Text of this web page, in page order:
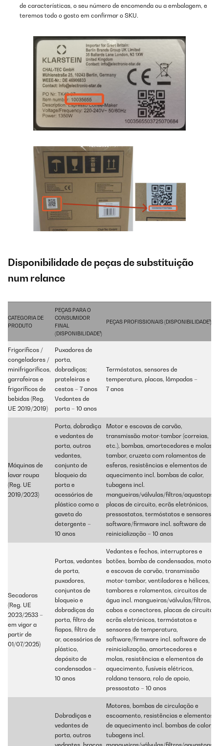
de características, o seu número de encomenda ou a embalagem, e
teremos todo o gosto em confirmar o SKU.
Disponibilidade de peças de substituição
num relance
CATEGORIA DE
PRODUTO
PEÇAS PARA O
CONSUMIDOR
FINAL
(DISPONIBILIDADE¹)
PEÇAS PROFISSIONAIS (DISPONIBILIDADE¹)
Frigoríficos /
congeladores /
minifrigoríficos,
garrafeiras e
frigoríficos de
bebidas (Reg.
UE 2019/2019)
Puxadores de
porta,
dobradiças;
prateleiras e
cestos – 7 anos
Vedantes de
porta – 10 anos
Termóstatos, sensores de
temperatura, placas, lâmpadas –
7 anos
Máquinas de
lavar roupa
(Reg. UE
2019/2023)
Porta, dobradiça
e vedantes de
porta, outros
vedantes,
conjunto de
bloqueio da
porta e
acessórios de
plástico como a
gaveta do
detergente –
10 anos
Motor e escovas de carvão,
transmissão motor-tambor (correias,
etc.), bombas, amortecedores e molas,
tambor, cruzeta com rolamentos de
esferas, resistências e elementos de
aquecimento incl. bombas de calor,
tubagens incl.
mangueiras/válvulas/filtros/aquastops,
placas de circuito, ecrãs eletrónicos,
pressostatos, termóstatos e sensores,
software/firmware incl. software de
reinicialização – 10 anos
Secadoras
(Reg. UE
2023/2533 –
em vigor a
partir de
01/07/2025)
Portas, vedantes
de porta,
puxadores,
conjuntos de
bloqueio e
dobradiças da
porta, filtro de
fiapos, filtro de
ar, acessórios de
plástico,
depósito de
condensados –
10 anos
Vedantes e fechos, interruptores e
botões, bomba de condensados, motor
e escovas de carvão, transmissão
motor-tambor, ventiladores e hélices,
tambores e rolamentos, circuitos de
água incl. mangueiras/válvulas/filtros,
cabos e conectores, placas de circuito,
ecrãs eletrónicos, termóstatos e
sensores de temperatura,
software/firmware incl. software de
reinicialização, amortecedores e
molas, resistências e elementos de
aquecimento, fusíveis elétricos,
roldana tensora, rolo de apoio,
pressostato – 10 anos
Dobradiças e
vedantes de
porta, outros
Motores, bombas de circulação e
escoamento, resistências e elementos
de aquecimento incl. bombas de calor,
tubagens incl.